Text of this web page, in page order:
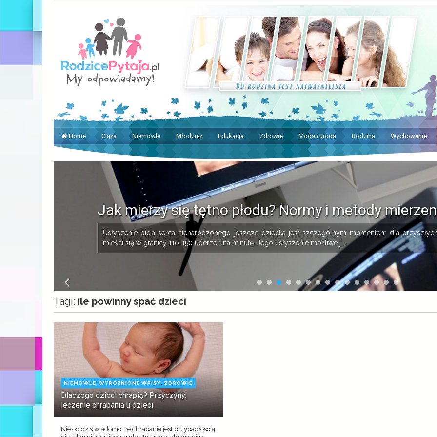
Home Ciąża Niemowlę Młodzież Edukacja Zdrowie Moda i uroda Rodzina Wychowanie
Jak mierzy się tętno płodu? Normy i metody
Usłyszenie bicia serca nienarodzonego jeszcze dziecka jest szczególnym momentem dla
mieści się w granicy 110-150 uderzeń na minutę. Jego usłyszenie możliwe j ...
Tagi: ile powinny spać dzieci
NIEMOWLĘ, WYRÓŻNIONE WPISY, ZDROWIE
Dlaczego dzieci chrapią? Przyczyny,
leczenie chrapania u dzieci
Nie od dziś wiadomo, że chrapanie jest przypadłością